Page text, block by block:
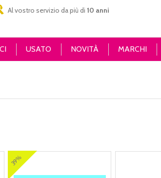
Al vostro servizio da più di 10 anni
USATO NOVITÀ MARCHI
39%